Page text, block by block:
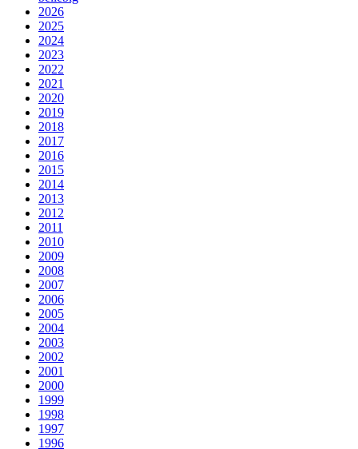
2026
2025
2024
2023
2022
2021
2020
2019
2018
2017
2016
2015
2014
2013
2012
2011
2010
2009
2008
2007
2006
2005
2004
2003
2002
2001
2000
1999
1998
1997
1996